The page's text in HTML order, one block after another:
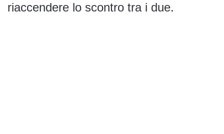
riaccendere lo scontro tra i due.